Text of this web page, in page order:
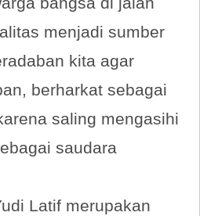
menjadi sumber
kita agar
berharkat sebagai
saling mengasihi
saudara
Latif merupakan